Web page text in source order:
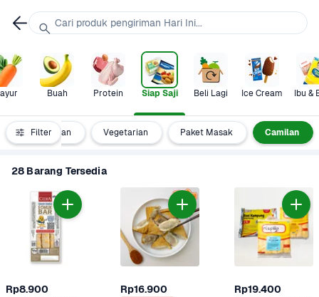
Buah Protein Siap Saji Beli Lagi Ice Cream Ibu &
Filter
Makanan Vegetarian Paket Masak Camilan
28 Barang Tersedia
Rp8.900 Rp16.900 Rp19.400
Cari produk pengiriman Hari Ini...